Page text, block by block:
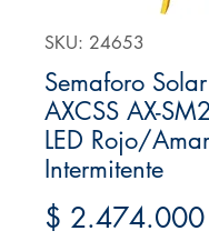
SKU: 24653
Semaforo
AXCSS AX-
LED Rojo/
Intermitente
$ 2.474.000